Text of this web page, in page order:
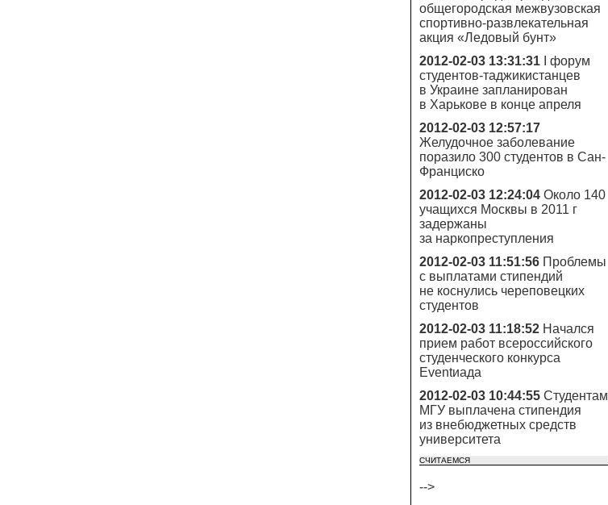
общегородская межвузовская
спортивно-развлекательная
акция «Ледовый бунт»
2012-02-03 13:31:31
I форум
студентов-таджикистанцев
в Украине запланирован
в Харькове в конце апреля
2012-02-03 12:57:17
Желудочное заболевание
поразило 300 студентов в Сан-
Франциско
2012-02-03 12:24:04 Около 140
учащихся Москвы в 2011 г
задержаны
за наркопреступления
2012-02-03 11:51:56 Проблемы
с выплатами стипендий
не коснулись череповецких
студентов
2012-02-03 11:18:52 Начался
прием работ всероссийского
студенческого конкурса
Eventиада
2012-02-03 10:44:55 Студентам
МГУ выплачена стипендия
из внебюджетных средств
университета
СЧИТАЕМСЯ
-->